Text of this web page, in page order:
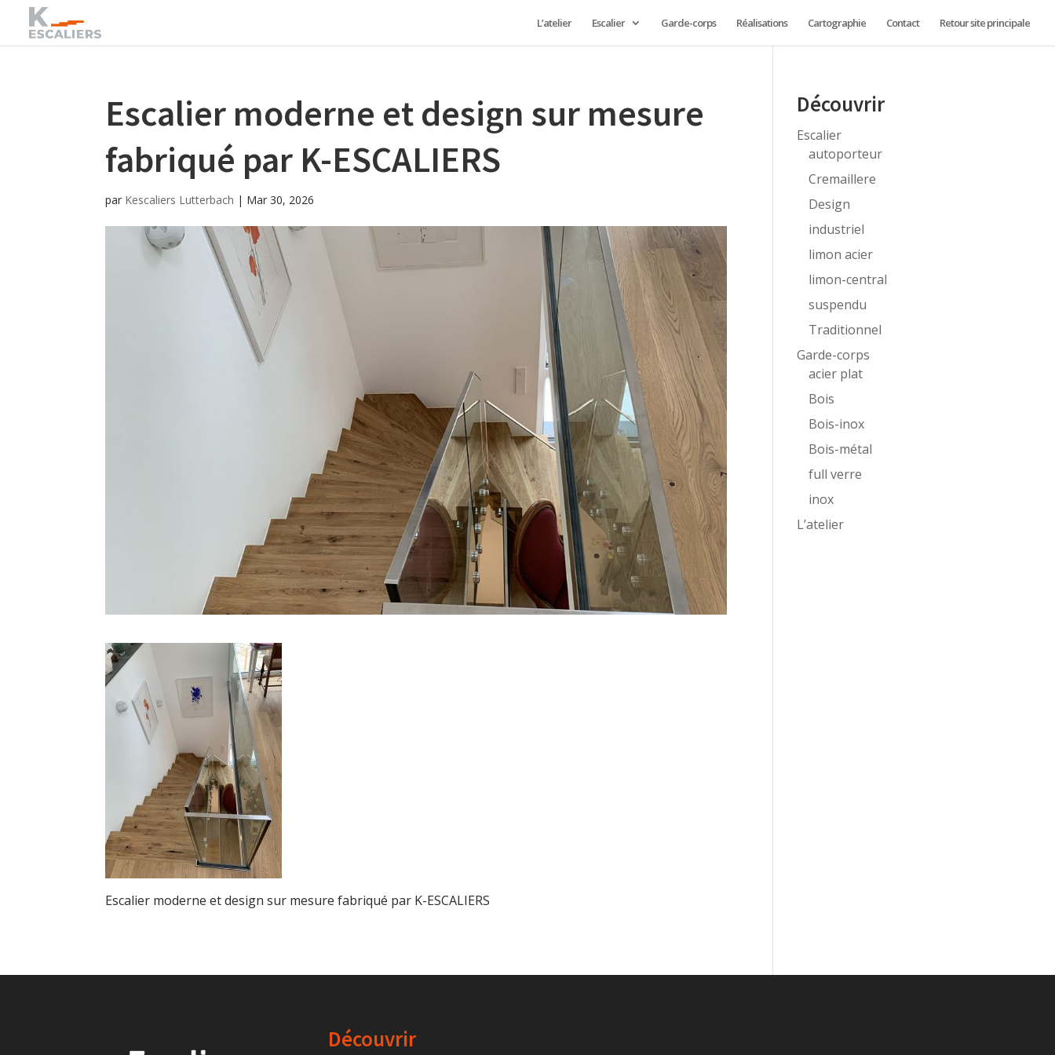
L’atelier Escalier Garde-corps Réalisations Cartographie Contact Retour site principale
Escalier moderne et design sur mesure
fabriqué par K-ESCALIERS
par Kescaliers Lutterbach | Mar 30, 2026
Escalier moderne et design sur mesure fabriqué par K-ESCALIERS
Découvrir
Escalier
autoporteur
Cremaillere
Design
industriel
limon acier
limon-central
suspendu
Traditionnel
Garde-corps
acier plat
Bois
Bois-inox
Bois-métal
full verre
inox
L’atelier
Découvrir